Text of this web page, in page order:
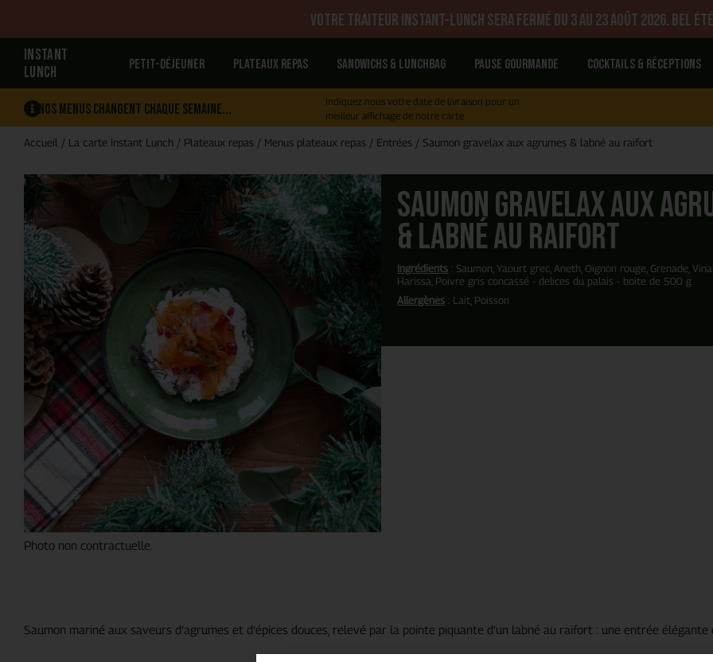
Votre traiteur Instant-Lunch sera fermé du 3 au 23 août 2026. Bel été
INSTANT
LUNCH
Petit-déjeuner Plateaux repas Sandwichs & Lunchbag Pause gourmande Cocktails & réceptions
Nos menus changent chaque semaine...
Indiquez nous votre date de livraison pour un
meilleur affichage de notre carte
Accueil / La carte Instant Lunch / Plateaux repas / Menus plateaux repas / Entrées / Saumon gravelax aux agrumes & labné au raifort
Photo non contractuelle.
Saumon gravelax aux
& labné au raifort
Ingrédients : Saumon, Yaourt grec, Aneth, Oignon rouge, Grenade,
Harissa, Poivre gris concassé - delices du palais - boite de 500 g
Allergènes : Lait, Poisson
Saumon mariné aux saveurs d’agrumes et d’épices douces, relevé par la pointe piquante d’un labné au raifort : une entrée élégante